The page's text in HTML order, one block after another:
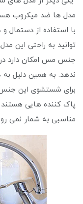
مدل ها ضد میکروب
با استفاده از
توانید به راحتی این
جنس مس امکان دارد در
ندهد. به همین دلیل به
برای شستشوی این جنس
پاک کننده هایی
مناسبی به شمار نمی